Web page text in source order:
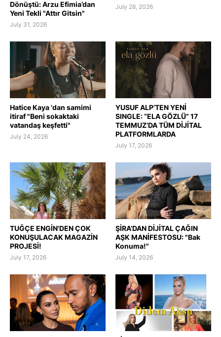
Dönüştü: Arzu Efimia’dan
Yeni Tekli "Attır Gitsin"
July 31, 2026
July 28, 2026
Hatice Kaya 'dan samimi
itiraf "Beni sokaktaki
vatandaş keşfetti"
July 24, 2026
YUSUF ALP’TEN YENİ
SINGLE: “ELA GÖZLÜ” 17
TEMMUZ’DA TÜM DİJİTAL
PLATFORMLARDA
July 17, 2026
TUĞÇE ENGİN'DEN ÇOK
KONUŞULACAK MAGAZİN
PROJESİ!
July 17, 2026
ŞİRA’DAN DİJİTAL ÇAĞIN
AŞK MANİFESTOSU: "Bak
Konuma!"
July 14, 2026